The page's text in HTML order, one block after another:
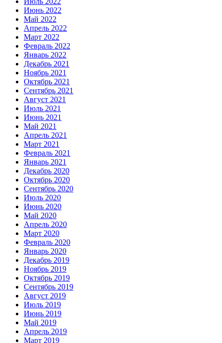
Июнь 2022
Май 2022
Апрель 2022
Март 2022
Февраль 2022
Январь 2022
Декабрь 2021
Ноябрь 2021
Октябрь 2021
Сентябрь 2021
Август 2021
Июль 2021
Июнь 2021
Май 2021
Апрель 2021
Март 2021
Февраль 2021
Январь 2021
Декабрь 2020
Октябрь 2020
Сентябрь 2020
Июль 2020
Июнь 2020
Май 2020
Апрель 2020
Март 2020
Февраль 2020
Январь 2020
Декабрь 2019
Ноябрь 2019
Октябрь 2019
Сентябрь 2019
Август 2019
Июль 2019
Июнь 2019
Май 2019
Апрель 2019
Март 2019